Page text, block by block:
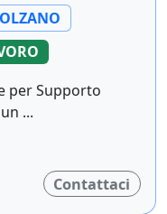
per Supporto
...
Contattaci